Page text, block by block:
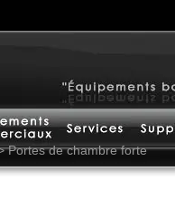
Portes de chambre forte